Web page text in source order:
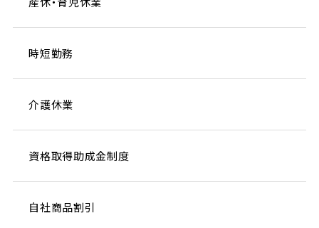
時短勤務
介護休業
資格取得助成金制度
自社商品割引